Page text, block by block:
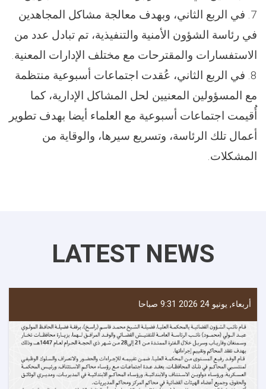
7. في الربع الثاني، وبهدف معالجة مشاکل المجاهدين
في رئاسة الشؤون الأمنية والتنفيذية، تم تبادل عدد من
الاستفسارات والمقترحات مع مختلف الإدارات المعنية.
8. في الربع الثاني، عُقدت اجتماعات أسبوعية منتظمة
مع المسؤولين المعنيين لحل المشاکل الإدارية، كما
أُقيمت اجتماعات أسبوعية مع العلماء أيضا بهدف تطوير
أعمال تلك الرئاسة، وتسريع سيرها، والوقاية من
المشكلات.
LATEST NEWS
أربعاء, يونيو 24 2026 9:31 صباحا